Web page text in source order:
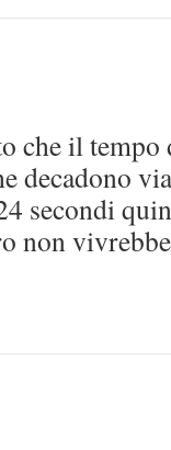
che il
decadono
secondi
non